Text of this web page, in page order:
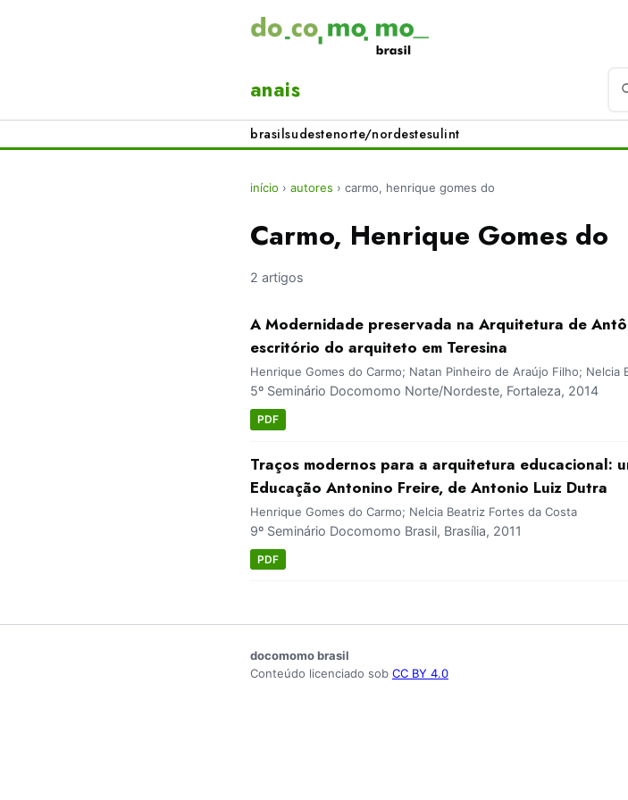
anais
brasilsudestenorte/nordestesulint
início › autores › carmo, henrique gomes do
Carmo, Henrique Gomes do
2 artigos
A Modernidade preservada na Arquitetura de
escritório do arquiteto em Teresina
Henrique Gomes do Carmo; Natan Pinheiro de Araújo Filho; Nelcia
5º Seminário Docomomo Norte/Nordeste, Fortaleza, 2014
PDF
Traços modernos para a arquitetura educacional:
Educação Antonino Freire, de Antonio Luiz Dutra
Henrique Gomes do Carmo; Nelcia Beatriz Fortes da Costa
9º Seminário Docomomo Brasil, Brasília, 2011
PDF
docomomo brasil
Conteúdo licenciado sob CC BY 4.0